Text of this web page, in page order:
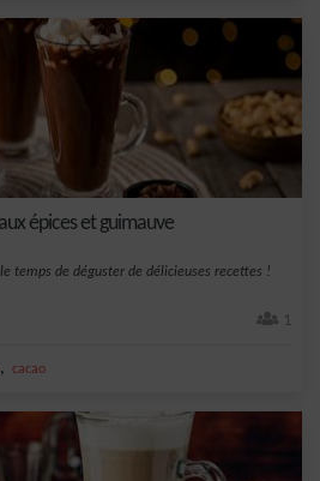
épices et guimauve
temps de déguster de délicieuses recettes !
1
, cacao